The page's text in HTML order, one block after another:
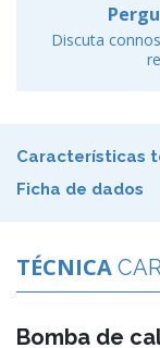
Discuta
Características
Ficha de dados
TÉCNICA
Bomba de